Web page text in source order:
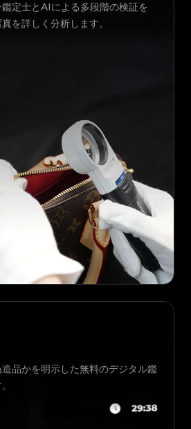
定士とAIによる多段階の検証を
を詳しく分析します。
品かを明示した無料のデジタル鑑